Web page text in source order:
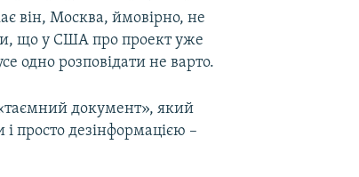
він, Москва, ймовірно, не
що у США про проект уже
одно розповідати не варто.
документ», який
просто дезінформацією –